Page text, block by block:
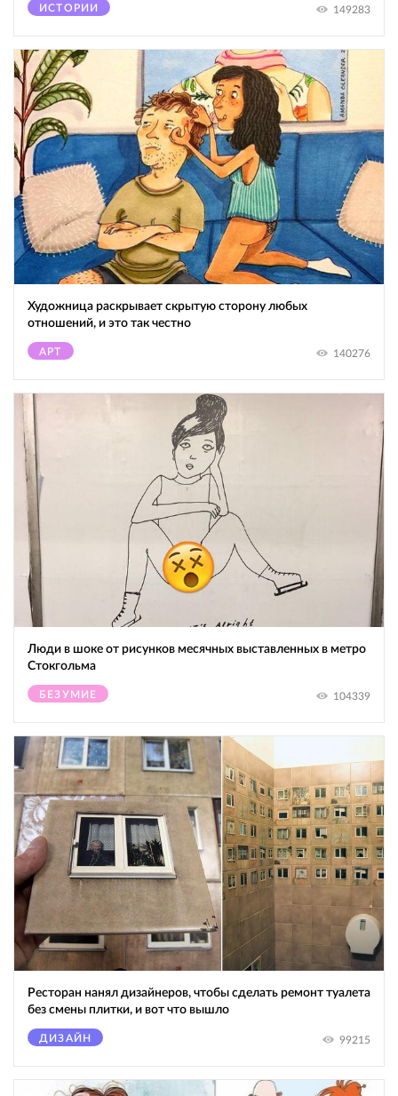
ИСТОРИИ 149283
Художница раскрывает скрытую сторону любых
отношений, и это так честно
АРТ 140276
Люди в шоке от рисунков месячных выставленных в метро
Стокгольма
БЕЗУМИЕ 104339
Ресторан нанял дизайнеров, чтобы сделать ремонт туалета
без смены плитки, и вот что вышло
ДИЗАЙН 99215